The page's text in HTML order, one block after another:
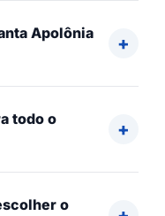
Apolônia
todo o
o